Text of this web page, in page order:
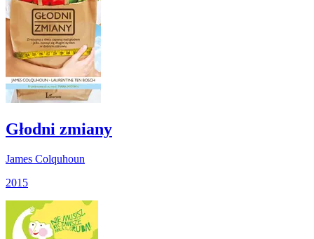
Głodni zmiany
James Colquhoun
2015